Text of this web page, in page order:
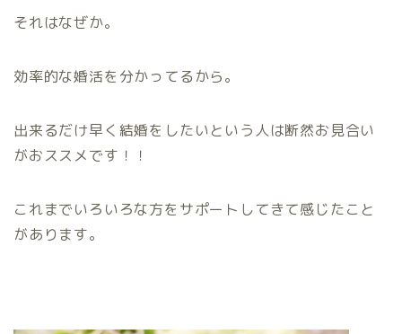
それはなぜか。
効率的な婚活を分かってるから。
出来るだけ早く結婚をしたいという人は断然お見合い
がおススメです！！
これまでいろいろな方をサポートしてきて感じたこと
があります。